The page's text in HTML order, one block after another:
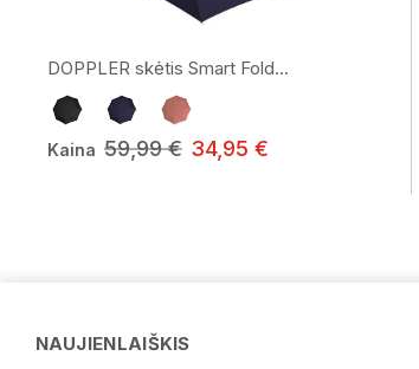
DOPPLER skėtis Smart Fold...
Kaina 59,99 € 34,95 €
NAUJIENLAIŠKIS